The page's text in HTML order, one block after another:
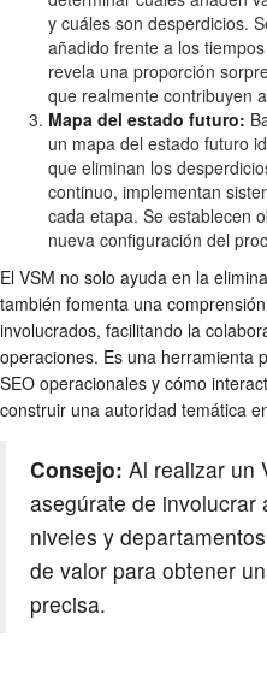
y cuáles son desperdicios.
añadido frente a los
revela una proporción
que realmente contribuyen
Mapa del estado futuro:
un mapa del estado futuro
que eliminan los
continuo, implementan
cada etapa. Se establecen
nueva configuración del
El VSM no solo ayuda en la
también fomenta una
involucrados, facilitando la
operaciones. Es una herramienta
SEO operacionales y cómo
construir una autoridad temática
Consejo: Al realizar un
asegúrate de involucrar
niveles y
de valor para obtener
precisa.